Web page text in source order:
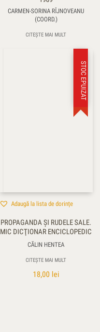
CARMEN-SORINA RÎJNOVEANU
(COORD.)
CITEȘTE MAI MULT
STOC EPUIZAT
Adaugă la lista de dorințe
PROPAGANDA ŞI RUDELE SALE.
MIC DICŢIONAR ENCICLOPEDIC
CĂLIN HENTEA
CITEȘTE MAI MULT
18,00 lei